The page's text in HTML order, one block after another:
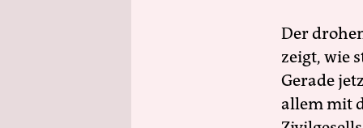
Der
zeigt, wie
Gerade
allem mit